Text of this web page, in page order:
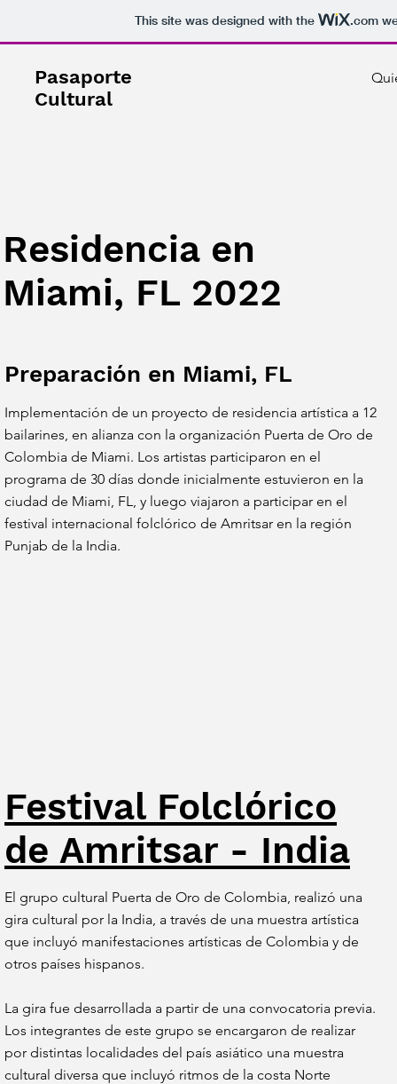
This site was designed with the .com
Pasaporte
Cultural
Residencia en
Miami, FL 2022
Preparación en Miami, FL
Implementación de un proyecto de residencia artística a 12
bailarines, en alianza con la organización Puerta de Oro de
Colombia de Miami. Los artistas participaron en el
programa de 30 días donde inicialmente estuvieron en la
ciudad de Miami, FL, y luego viajaron a participar en el
festival internacional folclórico de Amritsar en la región
Punjab de la India.
Festival Folclórico
de Amritsar - India
El grupo cultural Puerta de Oro de Colombia, realizó una
gira cultural por la India, a través de una muestra artística
que incluyó manifestaciones artísticas de Colombia y de
otros países hispanos.
La gira fue desarrollada a partir de una convocatoria previa.
Los integrantes de este grupo se encargaron de realizar
por distintas localidades del país asiático una muestra
cultural diversa que incluyó ritmos de la costa Norte